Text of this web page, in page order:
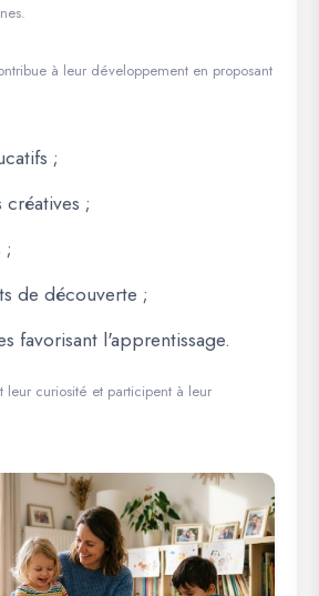
à leur développement en proposant
;
créatives ;
;
de découverte ;
favorisant l'apprentissage.
leur curiosité et participent à leur